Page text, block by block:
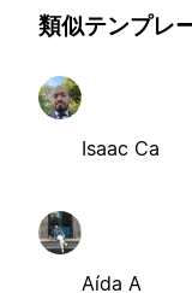
類似テンプレ
Isaac Ca
Aída A